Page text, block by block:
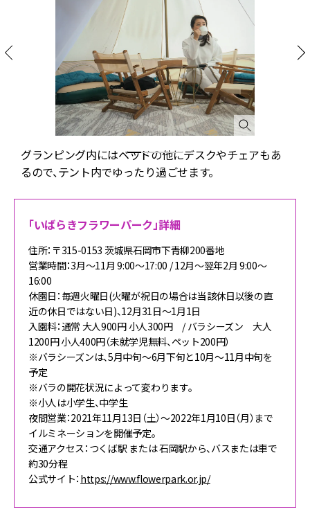
グランピング内にはベッドの他にデスクやチェアもあ
るので、テント内でゆったり過ごせます。
「いばらきフラワーパーク」詳細
住所：〒315-0153 茨城県石岡市下青柳200番地
営業時間：3月〜11月 9:00〜17:00 / 12月～翌年2月 9:00〜
16:00
休園日：毎週火曜日(火曜が祝日の場合は当該休日以後の直
近の休日ではない日)、12月31日～1月1日
入園料：通常 大人900円 小人300円 / バラシーズン 大人
1200円 小人400円（未就学児無料、ペット200円）
※バラシーズンは、5月中旬～6月下旬と10月～11月中旬を
予定
※バラの開花状況によって変わります。
※小人は小学生、中学生
夜間営業：2021年11月13日（土）～2022年1月10日（月）まで
イルミネーションを開催予定。
交通アクセス：つくば駅 または 石岡駅から、バスまたは車で
約30分程
公式サイト： https://www.flowerpark.or.jp/